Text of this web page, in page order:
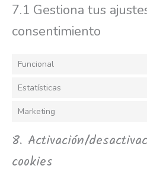
7.1 Gestiona tus
consentimiento
Funcional
Estatísticas
Marketing
8. Activación/
cookies